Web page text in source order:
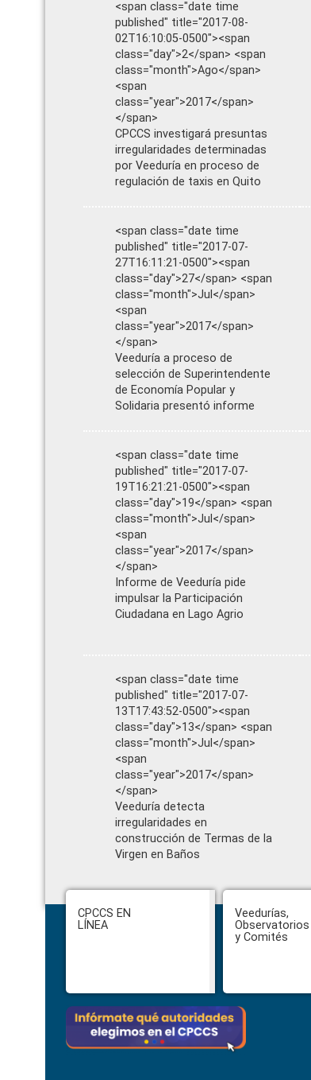
<span class="date time
published" title="2017-08-
02T16:10:05-0500"><span
class="day">2</span> <span
class="month">Ago</span>
<span
class="year">2017</span>
</span>
CPCCS investigará presuntas
irregularidades determinadas
por Veeduría en proceso de
regulación de taxis en Quito
<span class="date time
published" title="2017-07-
27T16:11:21-0500"><span
class="day">27</span> <span
class="month">Jul</span>
<span
class="year">2017</span>
</span>
Veeduría a proceso de
selección de Superintendente
de Economía Popular y
Solidaria presentó informe
<span class="date time
published" title="2017-07-
19T16:21:21-0500"><span
class="day">19</span> <span
class="month">Jul</span>
<span
class="year">2017</span>
</span>
Informe de Veeduría pide
impulsar la Participación
Ciudadana en Lago Agrio
<span class="date time
published" title="2017-07-
13T17:43:52-0500"><span
class="day">13</span> <span
class="month">Jul</span>
<span
class="year">2017</span>
</span>
Veeduría detecta
irregularidades en
construcción de Termas de la
Virgen en Baños
Footer
CPCCS EN
LÍNEA
Veedurías,
Observatorios
y Comités